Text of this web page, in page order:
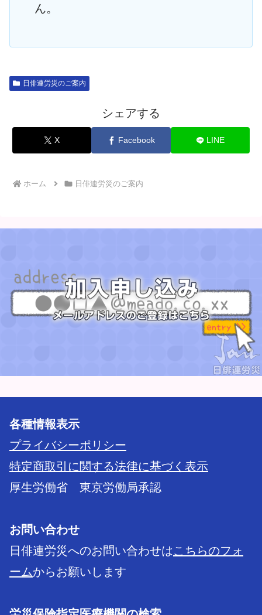
ん。
日俳連労災のご案内
シェアする
X Facebook LINE
ホーム 日俳連労災のご案内
各種情報表示
プライバシーポリシー
特定商取引に関する法律に基づく表示
厚生労働省 東京労働局承認
お問い合わせ
日俳連労災へのお問い合わせはこちらのフォ
ームからお願いします